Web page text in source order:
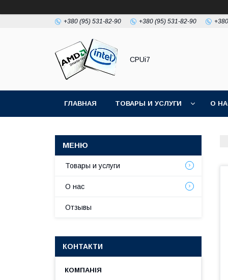
+380 (95) 531-82-90 +380 (95) 531-82-90
CPUi7
ГЛАВНАЯ ТОВАРЫ И УСЛУГИ О
Товары и услуги
О нас
Отзывы
КОНТАКТИ